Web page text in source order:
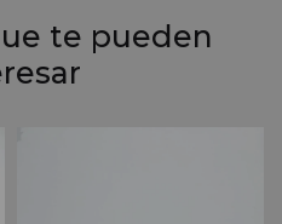
te pueden